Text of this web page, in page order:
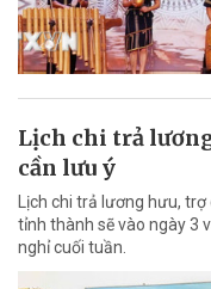
Lịch chi trả
cần lưu ý
Lịch chi trả lương hưu,
tỉnh thành sẽ vào ngày 3
nghỉ cuối tuần.